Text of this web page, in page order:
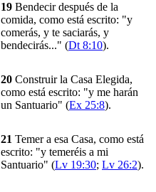
19 Bendecir después de la
comida, como está escrito: "y
comerás, y te saciarás, y
bendecirás..." (Dt 8:10).
20 Construir la Casa Elegida,
como está escrito: "y me harán
un Santuario" (Ex 25:8).
21 Temer a esa Casa, como está
escrito: "y temeréis a mi
Santuario" (Lv 19:30; Lv 26:2).